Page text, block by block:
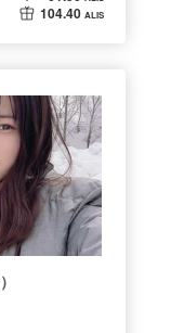
104.40 ALIS